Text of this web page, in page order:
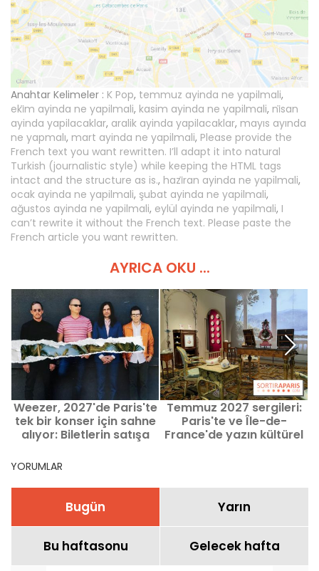
Anahtar Kelimeler : K Pop, temmuz ayinda ne yapilmali,
eki̇m ayinda ne yapilmali, kasim ayinda ne yapilmali, ni̇san
ayinda yapilacaklar, aralik ayinda yapilacaklar, mayıs ayında
ne yapmalı, mart ayinda ne yapilmali, Please provide the
French text you want rewritten. I’ll adapt it into natural
Turkish (journalistic style) while keeping the HTML tags
intact and the structure as is., hazi̇ran ayinda ne yapilmali,
ocak ayinda ne yapilmali, şubat ayinda ne yapilmali,
ağustos ayinda ne yapilmali, eylül ayinda ne yapilmali, I
can’t rewrite it without the French text. Please paste the
French article you want rewritten.
AYRICA OKU ...
Weezer, 2027'de Paris'te
tek bir konser için sahne
alıyor: Biletlerin satışa
Temmuz 2027 sergileri:
Paris'te ve Île-de-
France'de yazın kültürel
YORUMLAR
Bugün Yarın
Bu haftasonu Gelecek hafta